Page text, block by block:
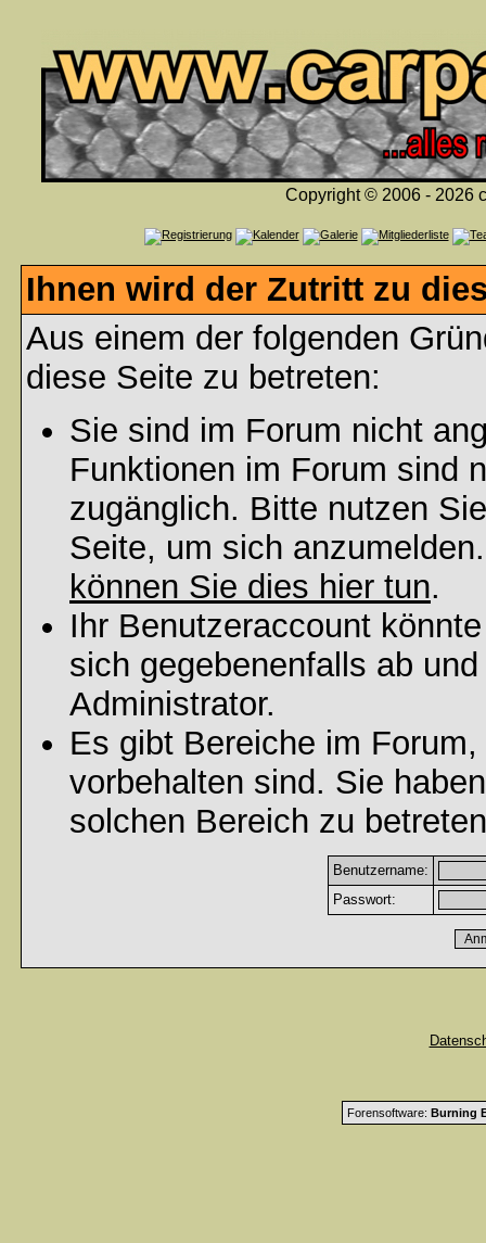
Copyright © 2006 - 2026
Ihnen wird der Zutritt zu
Aus einem der folgenden
diese Seite zu betreten:
Sie sind im Forum nicht
Funktionen im Forum sind
zugänglich. Bitte nutzen
Seite, um sich
können Sie dies hier tun.
Ihr Benutzeraccount
sich gegebenenfalls ab
Administrator.
Es gibt Bereiche im
vorbehalten sind. Sie
solchen Bereich zu
Benutzername:
Passwort:
Forensoftware: Burning